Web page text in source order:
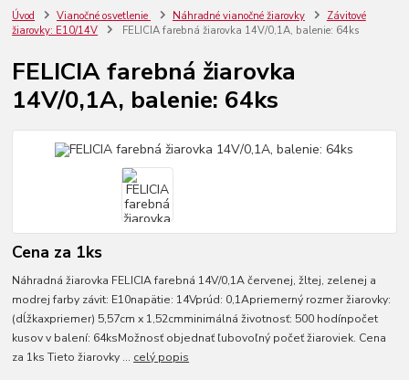
Úvod Vianočné osvetlenie Náhradné vianočné žiarovky
Závitové
žiarovky: E10/14V
FELICIA farebná žiarovka 14V/0,1A, balenie: 64ks
FELICIA farebná žiarovka
14V/0,1A, balenie: 64ks
Cena za 1ks
Náhradná žiarovka FELICIA farebná 14V/0,1A červenej, žltej, zelenej a
modrej farby závit: E10napätie: 14Vprúd: 0,1Apriemerný rozmer žiarovky:
(dĺžkaxpriemer) 5,57cm x 1,52cmminimálná životnosť: 500 hodínpočet
kusov v balení: 64ksMožnosť objednať ľubovoľný počeť žiaroviek. Cena
za 1ks Tieto žiarovky ... celý popis